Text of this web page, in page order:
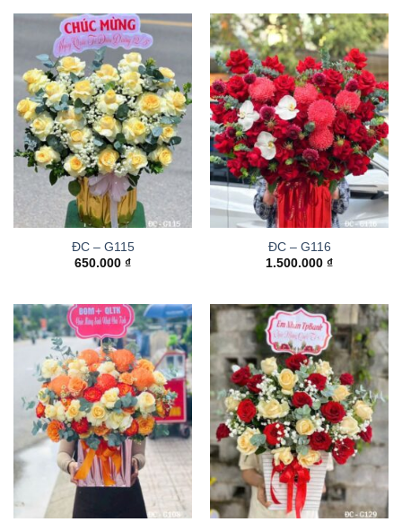
ĐC – G115
650.000 ₫
ĐC – G116
1.500.000 ₫